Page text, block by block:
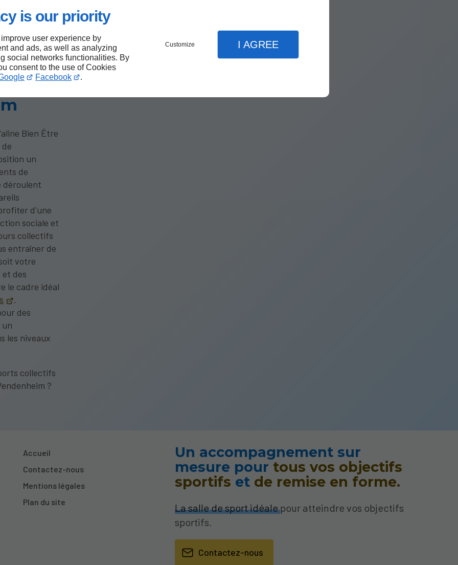
is our priority
user experience by
and ads, as well as analyzing
social networks functionalities. By
consent to the use of Cookies
Facebook .
Customize I AGREE
et
Bien Être
un
de
déroulent
d'une
sociale et
collectifs
entraîner de
votre
et des
le cadre idéal
.
des
les niveaux
collectifs
?
Accueil
Contactez-nous
Mentions légales
Plan du site
Un accompagnement sur
mesure pour tous vos objectifs
sportifs et de remise en forme.
La salle de sport idéalepour atteindre vos objectifs
sportifs.
Contactez-nous